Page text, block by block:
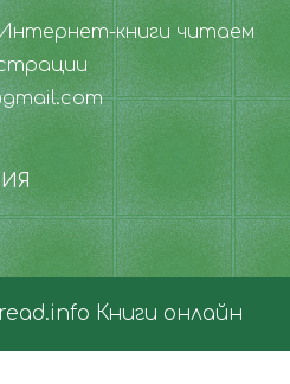
книги читаем
Книги онлайн